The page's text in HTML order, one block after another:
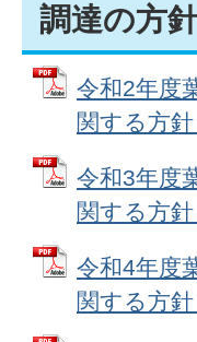
調達の方
令和2年度
関する方
令和3年度
関する方
令和4年度
関する方